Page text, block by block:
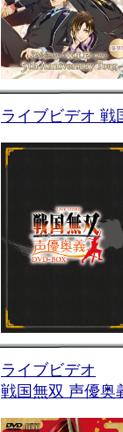
ライブビデオ
ライブビデオ
戦国無双 声優